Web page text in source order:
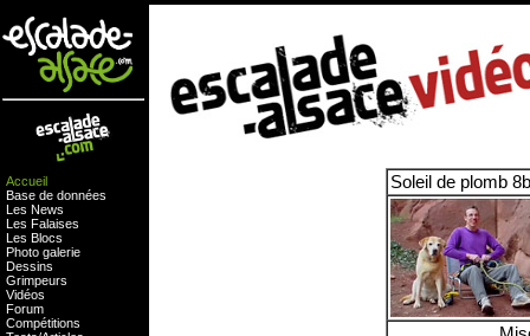
Accueil
Base de données
Les News
Les Falaises
Les Blocs
Photo galerie
Dessins
Grimpeurs
Vidéos
Forum
Compétitions
Soleil de plomb